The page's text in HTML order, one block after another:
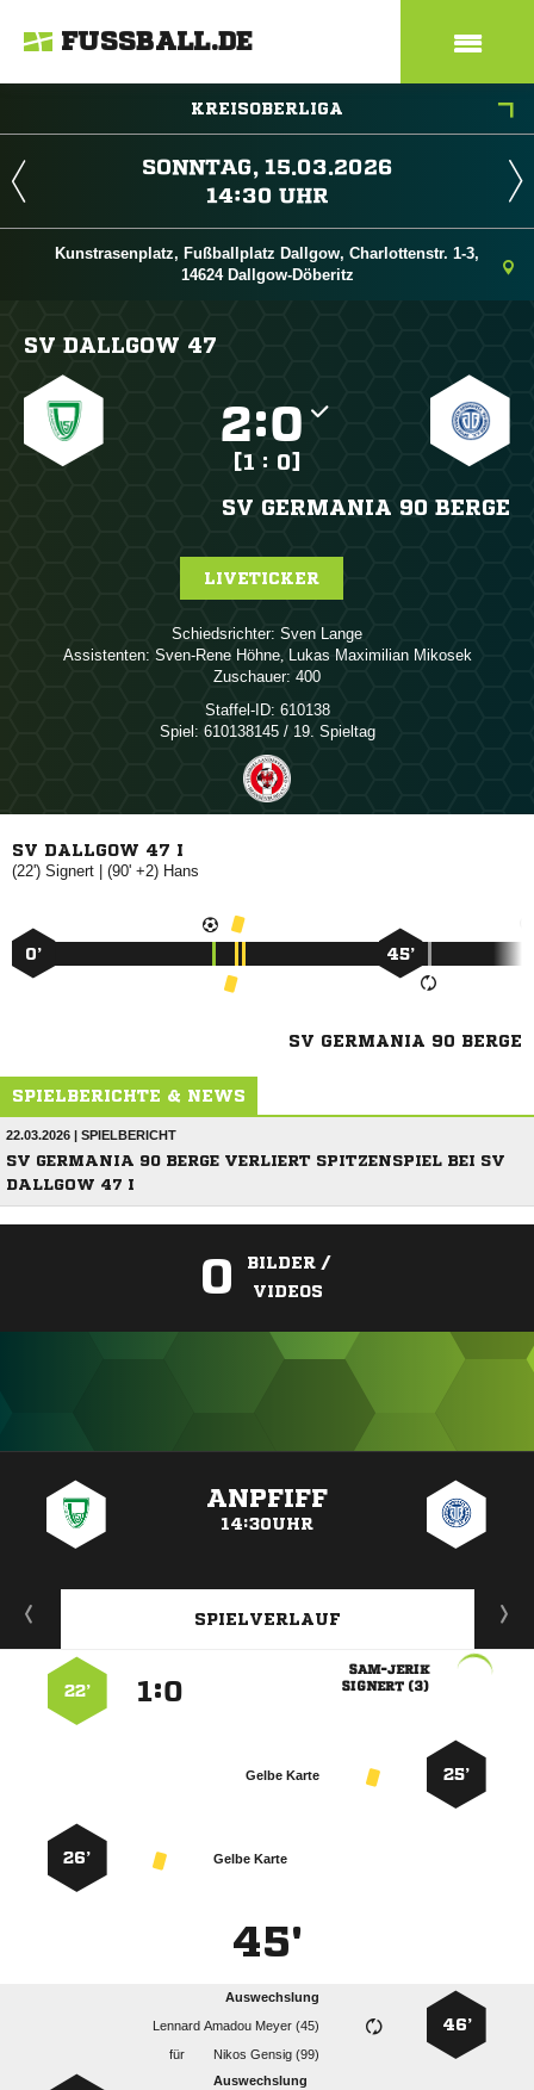
FUSSBALL.DE
KREISOBERLIGA
 
 
Kunstrasenplatz, Fußballplatz Dallgow, Charlottenstr. 1-3,
14624 Dallgow-Döberitz
SV DALLGOW 47
:
[1 : 0]
SV GERMANIA 90 BERGE
LIVETICKER
Schiedsrichter:  
Assistenten:  ,   
Zuschauer: 400
Staffel-ID: 610138
Spiel: 610138145 / 19. Spieltag
SV DALLGOW 47 I
(22')  | (90' +2) 
0’ 45’
SV GERMANIA 90 BERGE
SPIELBERICHTE & NEWS
22.03.2026 | SPIELBERICHT
SV GERMANIA 90 BERGE VERLIERT SPITZENSPIEL BEI SV
DALLGOW 47 I
0
BILDER /
VIDEOS
ANPFIFF
14:30UHR
SPIELVERLAUF

 
:
22’
25’
Gelbe Karte
Gelbe Karte
26’
45'
46’
Auswechslung
   
für
  
Auswechslung